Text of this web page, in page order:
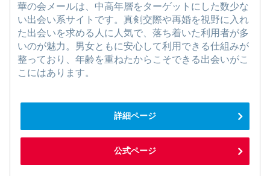
華の会メールは、中高年層をターゲットにした数少な
い出会い系サイトです。真剣交際や再婚を視野に入れ
た出会いを求める人に人気で、落ち着いた利用者が多
いのが魅力。男女ともに安心して利用できる仕組みが
整っており、年齢を重ねたからこそできる出会いがこ
こにはあります。
詳細ページ
公式ページ